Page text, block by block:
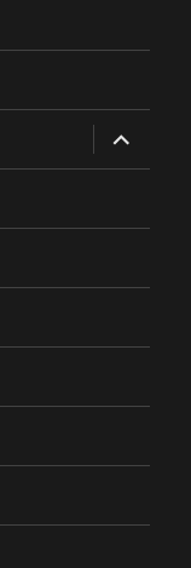
expand
child
menu